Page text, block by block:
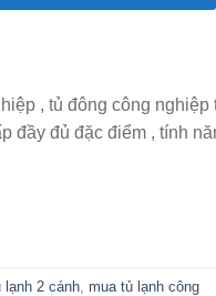
, tủ đông công nghiệp
đầy đủ đặc điểm , tính
2 cánh mua tủ lạnh công